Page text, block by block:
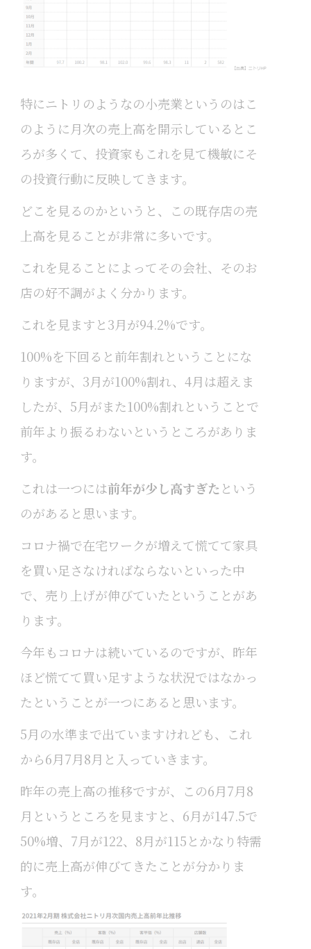
特にニトリのようなの小売業というのはこ
のように月次の売上高を開示しているとこ
ろが多くて、投資家もこれを見て機敏にそ
の投資行動に反映してきます。
どこを見るのかというと、この既存店の売
上高を見ることが非常に多いです。
これを見ることによってその会社、そのお
店の好不調がよく分かります。
これを見ますと3月が94.2%です。
100%を下回ると前年割れということにな
りますが、3月が100%割れ、4月は超えま
したが、5月がまた100%割れということで
前年より振るわないというところがありま
す。
これは一つには前年が少し高すぎたという
のがあると思います。
コロナ禍で在宅ワークが増えて慌てて家具
を買い足さなければならないといった中
で、売り上げが伸びていたということがあ
ります。
今年もコロナは続いているのですが、昨年
ほど慌てて買い足すような状況ではなかっ
たということが一つにあると思います。
5月の水準まで出ていますけれども、これ
から6月7月8月と入っていきます。
昨年の売上高の推移ですが、この6月7月8
月というところを見ますと、6月が147.5で
50%増、7月が122、8月が115とかなり特需
的に売上高が伸びてきたことが分かりま
す。